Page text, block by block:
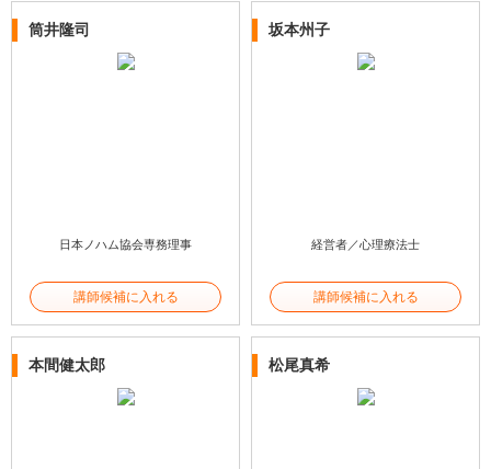
筒井隆司
日本ノハム協会専務理事
講師候補に入れる
坂本州子
経営者／心理療法士
講師候補に入れる
本間健太郎 松尾真希